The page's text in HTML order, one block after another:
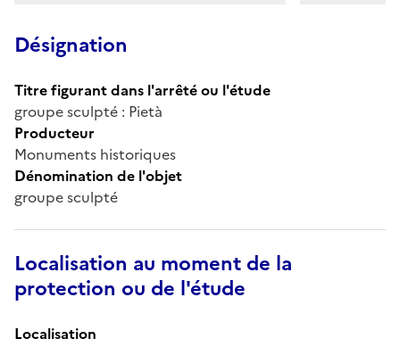
Désignation
Titre figurant dans l'arrêté ou l'étude
groupe sculpté : Pietà
Producteur
Monuments historiques
Dénomination de l'objet
groupe sculpté
Localisation au moment de la
protection ou de l'étude
Localisation